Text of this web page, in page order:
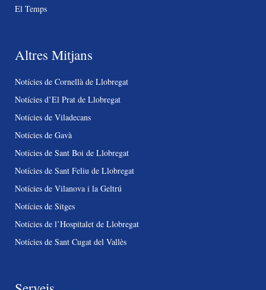
El Temps
Altres Mitjans
Notícies de Cornellà de Llobregat
Notícies d’El Prat de Llobregat
Notícies de Viladecans
Notícies de Gavà
Notícies de Sant Boi de Llobregat
Notícies de Sant Feliu de Llobregat
Notícies de Vilanova i la Geltrú
Notícies de Sitges
Notícies de l’Hospitalet de Llobregat
Notícies de Sant Cugat del Vallès